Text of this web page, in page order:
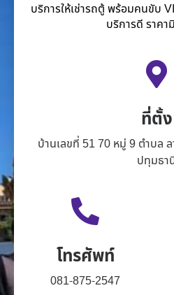
บริการให้เช่ารถตู้ พร้อมคนขับ
บริการดี ราค
ที่ตั้ง
บ้านเลขที่ 51 70 หมู่ 9 ตำบล
ปทุมธา
โทรศัพท์
081-875-2547